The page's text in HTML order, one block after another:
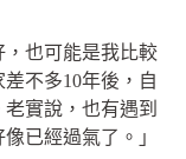
，也可能是我比較
不多10年後，自
實說，也有遇到
已經過氣了。」